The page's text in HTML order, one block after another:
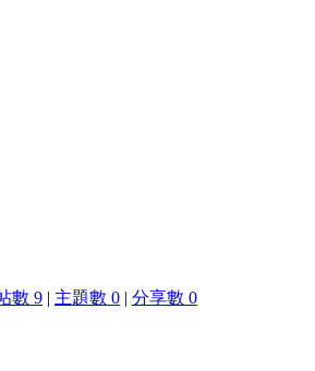
數 9 | 主題數 0 | 分享數 0